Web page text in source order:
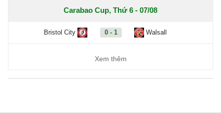
Carabao Cup, Thứ 6 - 07/08
Bristol City 0 - 1 Walsall
Xem thêm